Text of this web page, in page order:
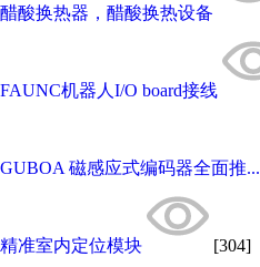
醋酸换热器，醋酸换热设备
FAUNC机器人I/O board接线
GUBOA 磁感应式编码器全面推...
精准室内定位模块 [304]